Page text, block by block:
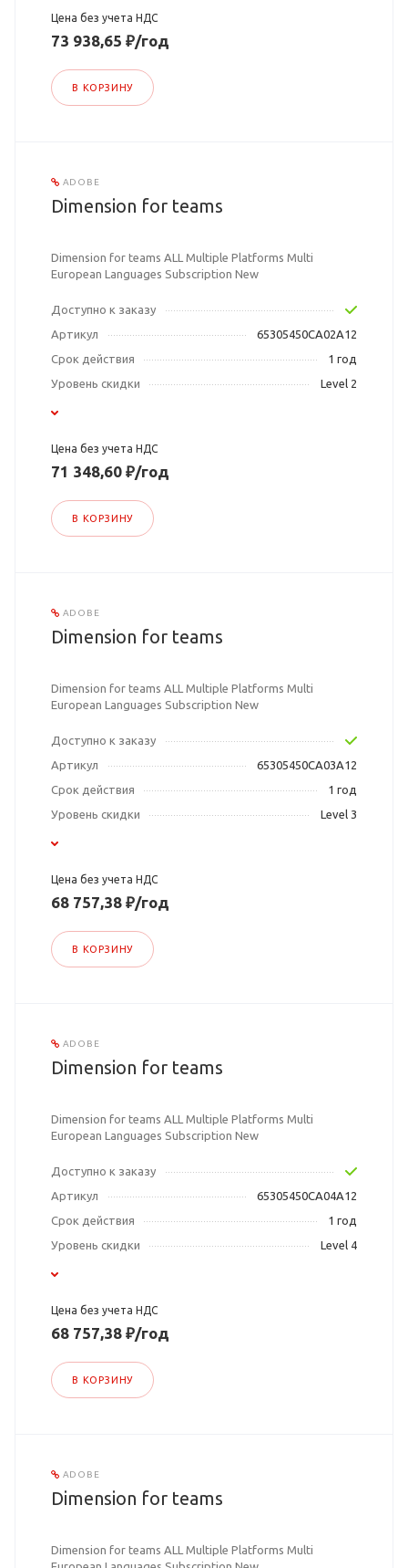
Цена без учета НДС
73 938,65 ₽/год
В КОРЗИНУ
ADOBE
Dimension for teams
Dimension for teams ALL Multiple Platforms Multi
European Languages Subscription New
Доступно к заказу
Артикул
65305450CA02A12
Срок действия
1 год
Уровень скидки
Level 2
Цена без учета НДС
71 348,60 ₽/год
В КОРЗИНУ
ADOBE
Dimension for teams
Dimension for teams ALL Multiple Platforms Multi
European Languages Subscription New
Доступно к заказу
Артикул
65305450CA03A12
Срок действия
1 год
Уровень скидки
Level 3
Цена без учета НДС
68 757,38 ₽/год
В КОРЗИНУ
ADOBE
Dimension for teams
Dimension for teams ALL Multiple Platforms Multi
European Languages Subscription New
Доступно к заказу
Артикул
65305450CA04A12
Срок действия
1 год
Уровень скидки
Level 4
Цена без учета НДС
68 757,38 ₽/год
В КОРЗИНУ
ADOBE
Dimension for teams
Dimension for teams ALL Multiple Platforms Multi